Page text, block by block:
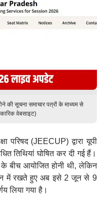
की सूचना समाचार पत्रों के माध्यम से
वेबसाइट)
परिषद (JEECUP) द्वारा यूपी
तिथियां घोषित कर दी गई हैं।
बीच आयोजित होनी थी, लेकिन
में रखते हुए अब इसे 2 जून से 9
लिया गया है।